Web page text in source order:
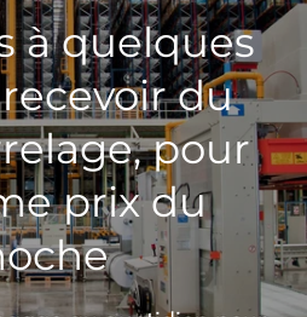
à quelques
du
pour
prix du